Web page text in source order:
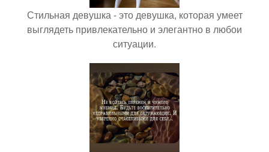
Стильная девушка - это девушка, которая умеет
выглядеть привлекательно и элегантно в любои
ситуации.